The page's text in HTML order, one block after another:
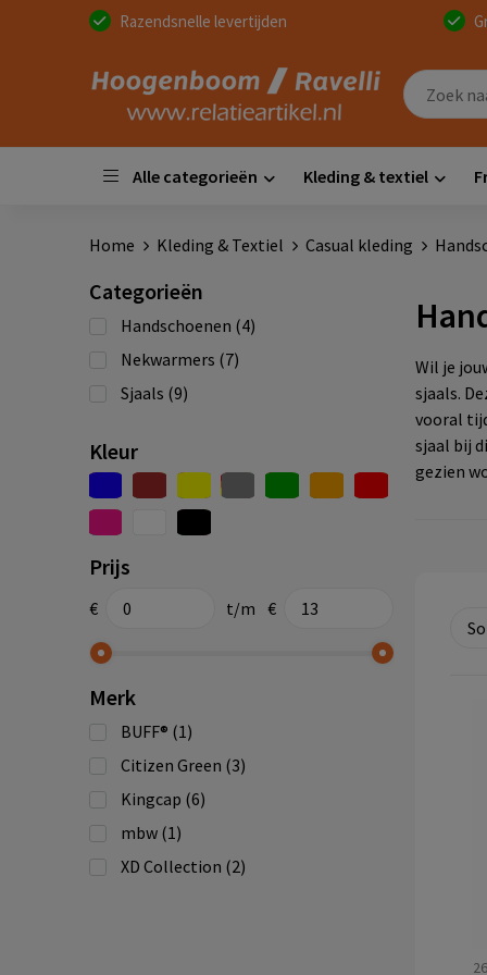
Razendsnelle levertijden
Alle categorieën Kleding & textiel
Home Kleding & Textiel Casual kleding
Categorieën
Handschoenen (4)
Nekwarmers (7)
Sjaals (9)
Kleur
Prijs
€ t/m €
Merk
BUFF® (1)
Citizen Green (3)
Kingcap (6)
mbw (1)
XD Collection (2)
Wil je
sjaals.
vooral
sjaal bij
gezien